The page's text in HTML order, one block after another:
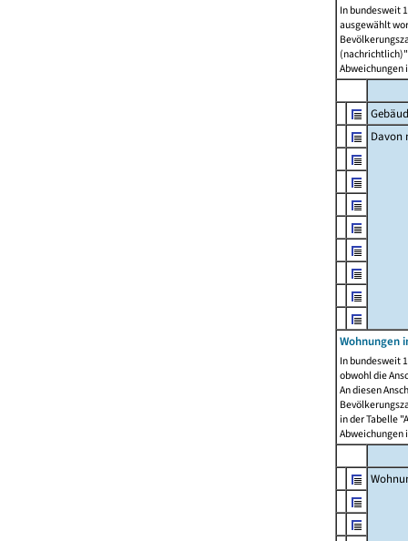
In bundesweit
ausgewählt
Abweichungen
Davon
Wohnungen
In bundesweit
obwohl die
An diesen
in der Tabelle
Abweichungen